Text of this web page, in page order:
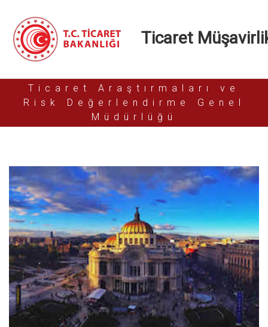
Ticaret
Ticaret Araştırmaları ve
Risk Değerlendirme Genel
Müdürlüğü